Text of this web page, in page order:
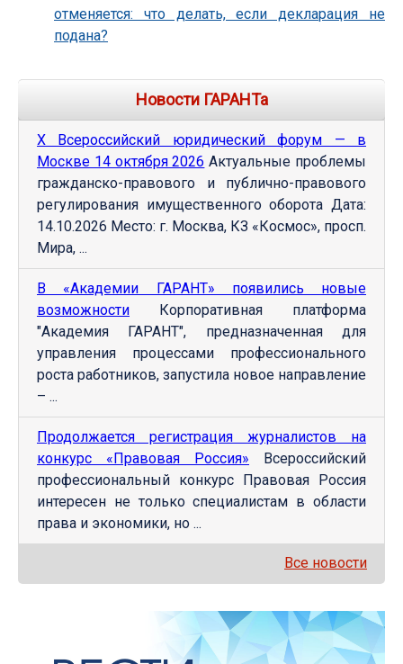
отменяется: что делать, если декларация не
подана?
Новости ГАРАНТа
Х Всероссийский юридический форум — в
Москве 14 октября 2026 Актуальные проблемы
гражданско-правового и публично-правового
регулирования имущественного оборота Дата:
14.10.2026 Место: г. Москва, КЗ «Космос», просп.
Мира, ...
В «Академии ГАРАНТ» появились новые
возможности Корпоративная платформа
"Академия ГАРАНТ", предназначенная для
управления процессами профессионального
роста работников, запустила новое направление
– ...
Продолжается регистрация журналистов на
конкурс «Правовая Россия» Всероссийский
профессиональный конкурс Правовая Россия
интересен не только специалистам в области
права и экономики, но ...
Все новости